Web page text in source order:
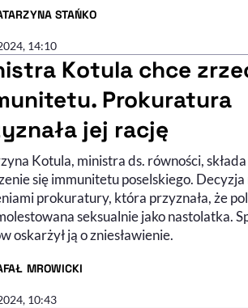
STAŃKO
ARTYKUŁU - PROFIL
14:10
Kotula chce
Prokuratura
jej rację
Kotula, ministra ds. równości,
się immunitetu poselskiego.
prokuratury, która przyznała, że
seksualnie jako nastolatka.
oskarżył ją o zniesławienie.
MROWICKI
ARTYKUŁU - PROFIL
10:43